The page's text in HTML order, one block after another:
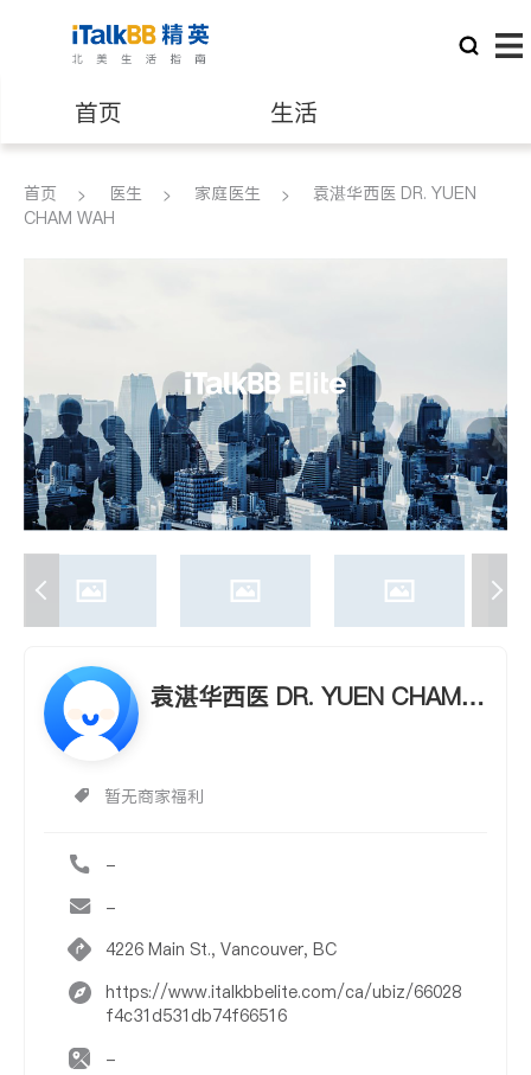
首页 生活
医生 律师
建筑装修
首页 医生 家庭医生
袁湛华西医 DR. YUEN
CHAM WAH
袁湛华西医 DR. YUEN CHAM
暂无商家福利
-
-
4226 Main St., Vancouver, BC
https://www.italkbbelite.com/ca/ubiz/66028
f4c31d531db74f66516
-